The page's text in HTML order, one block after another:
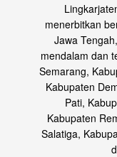
menerbitkan
Jawa
mendalam dan
Semarang,
Kabupaten
Pati,
Kabupaten
Salatiga,